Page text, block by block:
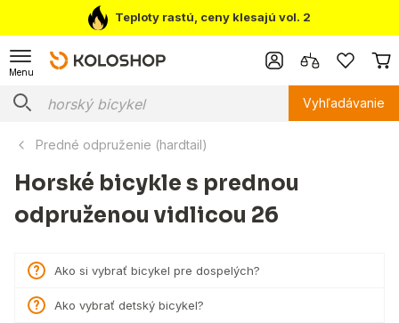
Teploty rastú, ceny klesajú vol. 2
Menu
Vyhľadávanie
Predné odpruženie (hardtail)
Horské bicykle s prednou
odpruženou vidlicou 26
Ako si vybrať bicykel pre dospelých?
Ako vybrať detský bicykel?